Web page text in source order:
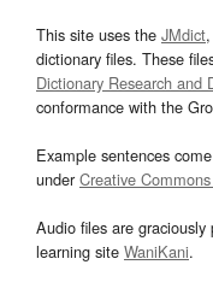
This site uses the JMdict,
dictionary files. These
Dictionary Research and
conformance with the
Example sentences
underCreative
Audio files are graciously
learning site WaniKani.